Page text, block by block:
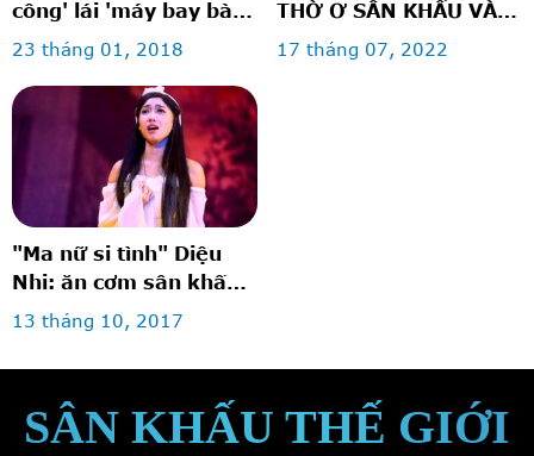
công' lái 'máy bay bà
già' Thu Trang
23 tháng 01, 2018
THỜ Ơ SÂN KHẤU VÀ
RẠP PHIM
17 tháng 07, 2022
"Ma nữ si tình" Diệu
Nhi: ăn cơm sân khấu
để diễn bi hài
13 tháng 10, 2017
SÂN KHẤU THẾ GIỚI